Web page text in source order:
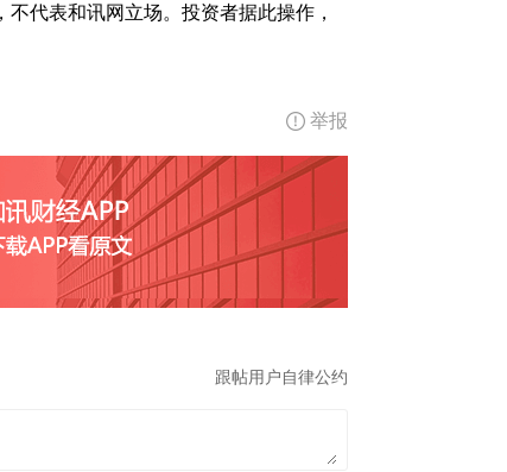
代表和讯网立场。投资者据此操作，
举报
跟帖用户自律公约